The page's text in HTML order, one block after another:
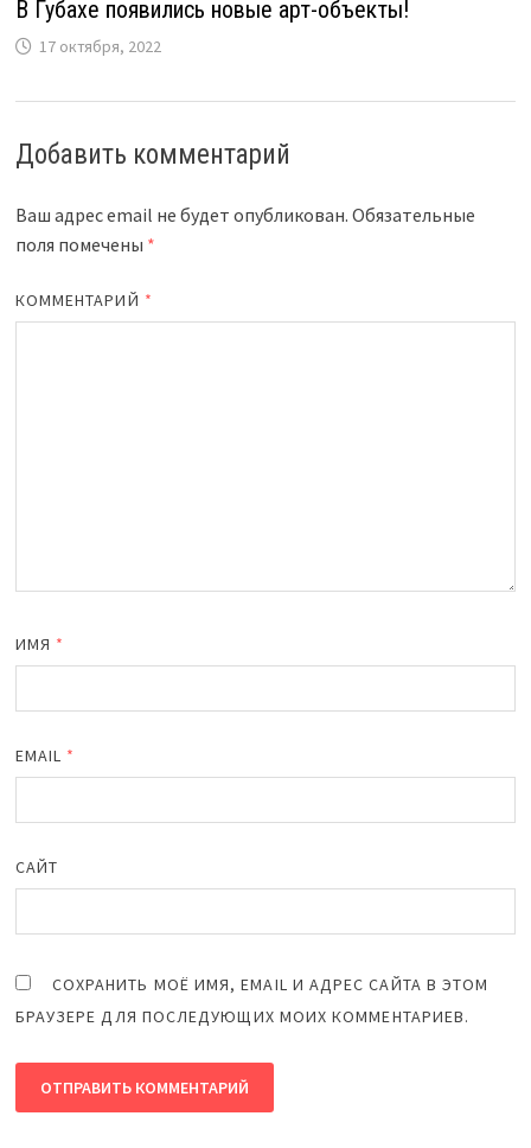
В Губахе появились новые арт-объекты!
17 октября, 2022
Добавить комментарий
Ваш адрес email не будет опубликован. Обязательные
поля помечены *
КОММЕНТАРИЙ *
ИМЯ *
EMAIL *
САЙТ
СОХРАНИТЬ МОЁ ИМЯ, EMAIL И АДРЕС САЙТА В ЭТОМ
БРАУЗЕРЕ ДЛЯ ПОСЛЕДУЮЩИХ МОИХ КОММЕНТАРИЕВ.